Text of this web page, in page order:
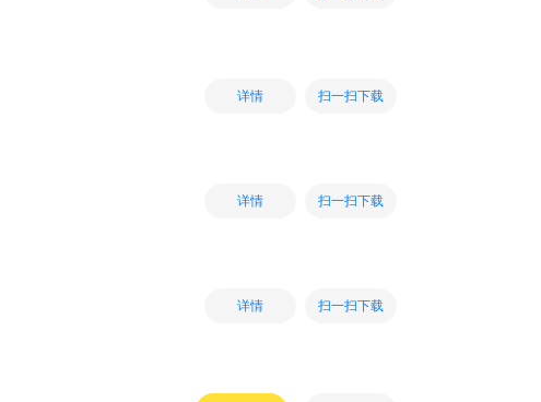
详情 扫一扫下载
详情 扫一扫下载
详情 扫一扫下载